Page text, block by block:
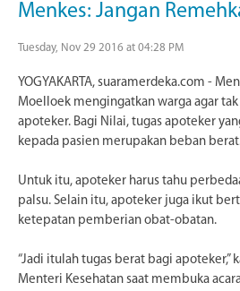
Menkes: Jangan
Tuesday, Nov 29 2016 at 04:28 PM
YOGYAKARTA, suaramerdeka.com -
Moelloek mengingatkan warga agar
apoteker. Bagi Nilai, tugas apoteker
kepada pasien merupakan beban
Untuk itu, apoteker harus tahu
palsu. Selain itu, apoteker juga ikut
ketepatan pemberian obat-obatan.
“Jadi itulah tugas berat bagi apoteker,”
Menteri Kesehatan saat membuka